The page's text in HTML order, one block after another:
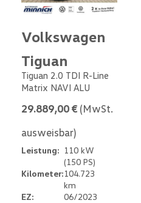
Volkswagen
Tiguan
Tiguan 2.0 TDI R-Line
Matrix NAVI ALU
29.889,00 € (MwSt.
ausweisbar)
Leistung: 110 kW
(150 PS)
Kilometer:104.723
km
EZ:
06/2023